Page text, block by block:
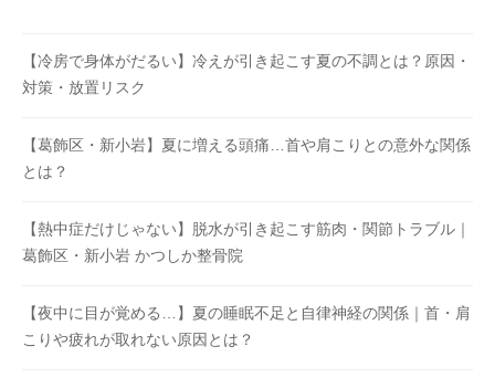
【冷房で身体がだるい】冷えが引き起こす夏の不調とは？原因・
対策・放置リスク
【葛飾区・新小岩】夏に増える頭痛…首や肩こりとの意外な関係
とは？
【熱中症だけじゃない】脱水が引き起こす筋肉・関節トラブル｜
葛飾区・新小岩 かつしか整骨院
【夜中に目が覚める…】夏の睡眠不足と自律神経の関係｜首・肩
こりや疲れが取れない原因とは？